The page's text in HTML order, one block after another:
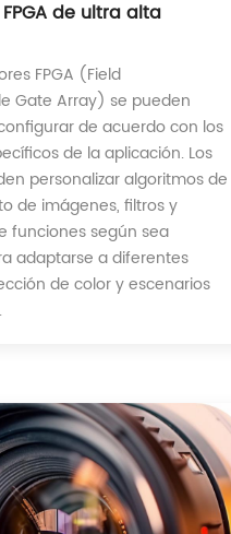
de ultra alta
FPGA (Field
Gate Array) se pueden
de acuerdo con los
de la aplicación. Los
personalizar algoritmos de
de imágenes, filtros y
funciones según sea
adaptarse a diferentes
de color y escenarios